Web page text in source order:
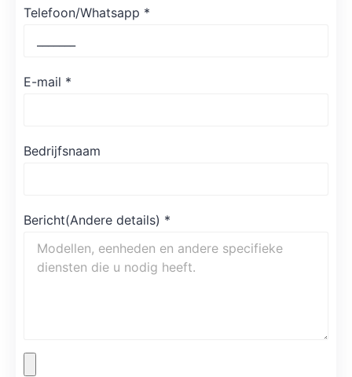
Telefoon/Whatsapp *
E-mail *
Bedrijfsnaam
Bericht(Andere details) *